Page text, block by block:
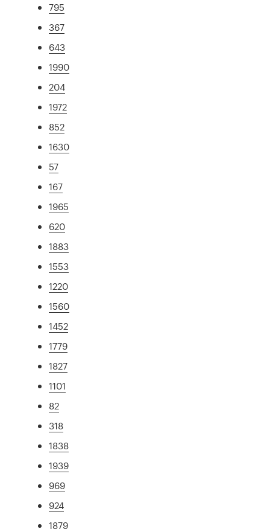
795
367
643
1990
204
1972
852
1630
57
167
1965
620
1883
1553
1220
1560
1452
1779
1827
1101
82
318
1838
1939
969
924
1879